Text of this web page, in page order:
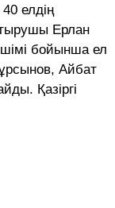
елдің
Ерлан
бойынша ел
Айбат
Қазіргі